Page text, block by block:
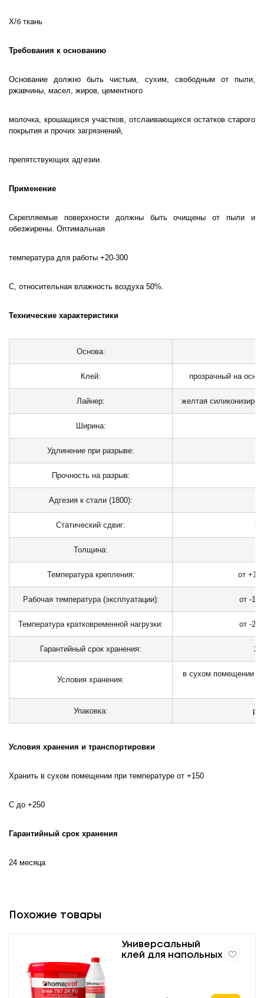
Х/б ткань
Требования к основанию
Основание должно быть чистым, сухим, свободным от пыли,
ржавчины, масел, жиров, цементного
молочка, крошащихся участков, отслаивающихся остатков старого
покрытия и прочих загрязнений,
препятствующих адгезии.
Применение
Скрепляемые поверхности должны быть очищены от пыли и
обезжирены. Оптимальная
температура для работы +20-300
С, относительная влажность воздуха 50%.
Технические характеристики
Основа:
Клей: прозрачный на
Лайнер: желтая
Ширина:
Удлинение при разрыве:
Прочность на разрыв:
Адгезия к стали (1800):
Статический сдвиг:
Толщина:
Температура крепления: от +10
Рабочая температура (эксплуатации): от -10
Температура кратковременной нагрузки: от -20
Гарантийный срок хранения:
Условия хранения:
в сухом помещении
Упаковка:
Условия хранения и транспортировки
Хранить в сухом помещении при температуре от +150
С до +250
Гарантийный срок хранения
24 месяца
Похожие товары
Универсальный
клей для напольных